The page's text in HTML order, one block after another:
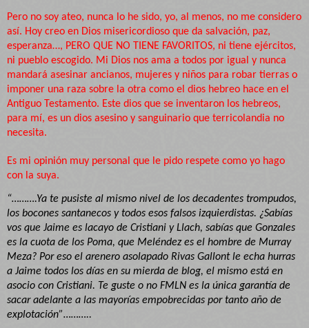
Pero no soy ateo, nunca lo he sido, yo, al menos, no me considero
así. Hoy creo en Dios misericordioso que da salvación, paz,
esperanza…, PERO QUE NO TIENE FAVORITOS, ni tiene ejércitos,
ni pueblo escogido. Mi Dios nos ama a todos por igual y nunca
mandará asesinar ancianos, mujeres y niños para robar tierras o
imponer una raza sobre la otra como el dios hebreo hace en el
Antiguo Testamento. Este dios que se inventaron los hebreos,
para mí, es un dios asesino y sanguinario que terricolandia no
necesita.
Es mi opinión muy personal que le pido respete como yo hago
con la suya.
“……….Ya te pusiste al mismo nivel de los decadentes trompudos,
los bocones santanecos y todos esos falsos izquierdistas. ¿Sabías
vos que Jaime es lacayo de Cristiani y Llach, sabías que Gonzales
es la cuota de los Poma, que Meléndez es el hombre de Murray
Meza? Por eso el arenero asolapado Rivas Gallont le echa hurras
a Jaime todos los días en su mierda de blog, el mismo está en
asocio con Cristiani. Te guste o no FMLN es la única garantía de
sacar adelante a las mayorías empobrecidas por tanto año de
explotación”………..